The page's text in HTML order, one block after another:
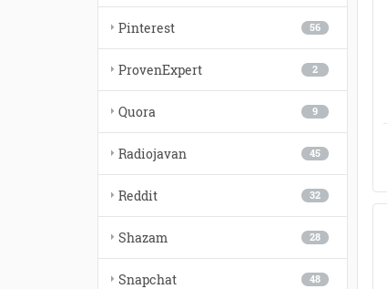
56
Pinterest
2
ProvenExpert
9
Quora
45
Radiojavan
32
Reddit
28
Shazam
48
Snapchat